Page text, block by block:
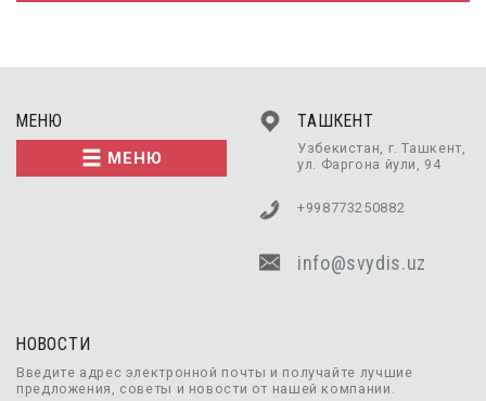
МЕНЮ
МЕНЮ
ТАШКЕНТ
Узбекистан, г. Ташкент,
ул. Фаргона йули, 94
+998773250882
info@svydis.uz
НОВОСТИ
Введите адрес электронной почты и получайте лучшие
предложения, советы и новости от нашей компании.